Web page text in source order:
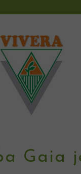
Gaia